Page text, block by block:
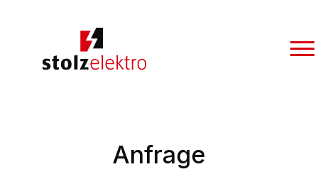
Anfrage